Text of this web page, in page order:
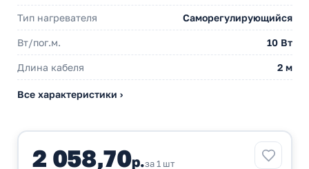
Тип нагревателя Саморегулирующийся
Вт/пог.м. 10 Вт
Длина кабеля 2 м
Все характеристики ›
2 058,70р.за 1 шт